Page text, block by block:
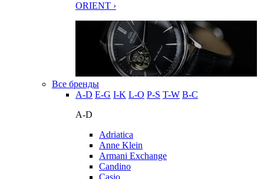
ORIENT ›
Все бренды
A-D E-G I-K L-O P-S T-W В-С
A-D
Adriatica
Anne Klein
Armani Exchange
Candino
Casio